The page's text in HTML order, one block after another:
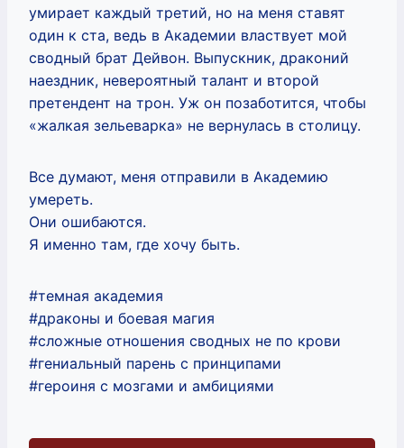
умирает каждый третий, но на меня ставят
один к ста, ведь в Академии властвует мой
сводный брат Дейвон. Выпускник, драконий
наездник, невероятный талант и второй
претендент на трон. Уж он позаботится, чтобы
«жалкая зельеварка» не вернулась в столицу.
Все думают, меня отправили в Академию
умереть.
Они ошибаются.
Я именно там, где хочу быть.
#темная академия
#драконы и боевая магия
#сложные отношения сводных не по крови
#гениальный парень с принципами
#героиня с мозгами и амбициями